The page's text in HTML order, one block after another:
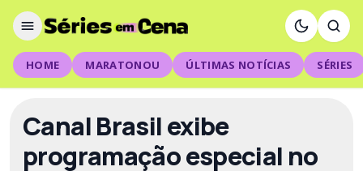
HOME MARATONOU ÚLTIMAS NOTÍCIAS SÉRIES
Canal Brasil exibe
programação especial no